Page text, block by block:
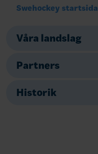
Swehockey startsida
Våra landslag
Partners
Historik